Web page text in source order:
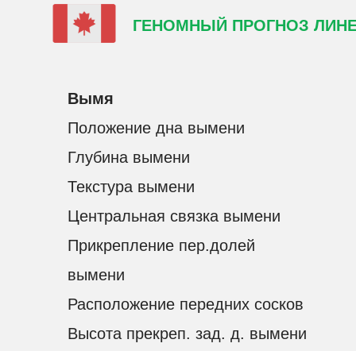
ГЕНОМНЫЙ ПРОГНОЗ
Вымя
Положение дна вымени
Глубина вымени
Текстура вымени
Центральная связка вымени
Прикрепление пер.долей
вымени
Расположение передних сосков
Высота прекреп. зад. д. вымени